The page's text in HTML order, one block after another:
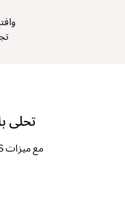
تحلى
مع ميزات ADAS الموسعة والاستباقية.